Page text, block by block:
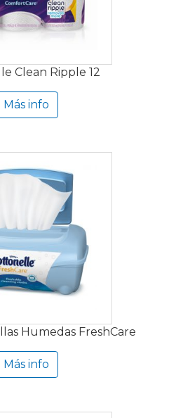
Clean Ripple 12
Más info
Humedas FreshCare
Más info